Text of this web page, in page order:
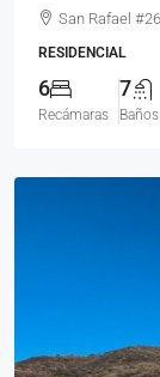
San Rafael
RESIDENCIAL
6
Recámaras
7
Baños